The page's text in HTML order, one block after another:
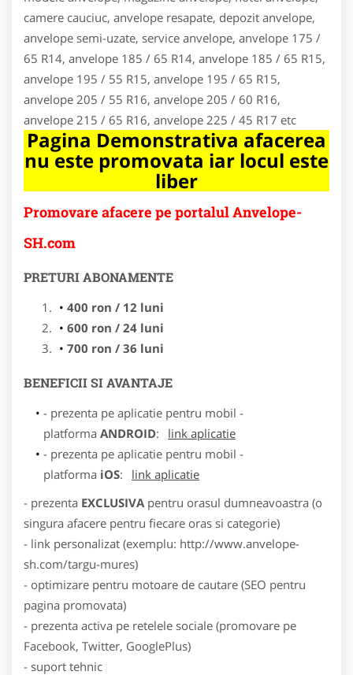
camere cauciuc, anvelope resapate, depozit anvelope,
anvelope semi-uzate, service anvelope, anvelope 175 /
65 R14, anvelope 185 / 65 R14, anvelope 185 / 65 R15,
anvelope 195 / 55 R15, anvelope 195 / 65 R15,
anvelope 205 / 55 R16, anvelope 205 / 60 R16,
anvelope 215 / 65 R16, anvelope 225 / 45 R17 etc
Pagina Demonstrativa afacerea
nu este promovata iar locul este
liber
Promovare afacere pe portalul Anvelope-
SH.com
PRETURI ABONAMENTE
400 ron / 12 luni
600 ron / 24 luni
700 ron / 36 luni
BENEFICII SI AVANTAJE
- prezenta pe aplicatie pentru mobil -
platforma ANDROID:
link aplicatie
- prezenta pe aplicatie pentru mobil -
platforma iOS:
link aplicatie
- prezenta EXCLUSIVA pentru orasul dumneavoastra (o
singura afacere pentru fiecare oras si categorie)
- link personalizat (exemplu: http://www.anvelope-
sh.com/targu-mures)
- optimizare pentru motoare de cautare (SEO pentru
pagina promovata)
- prezenta activa pe retelele sociale (promovare pe
Facebook, Twitter, GooglePlus)
- suport tehnic